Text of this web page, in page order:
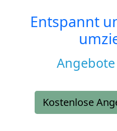
Entspannt
Kostenlose